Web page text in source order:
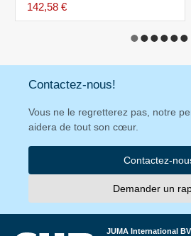
142,58 €
Contactez-nous!
Vous ne le regretterez pas, notre
aidera de tout son cœur.
Contactez-
Demander un
JUMA International BV